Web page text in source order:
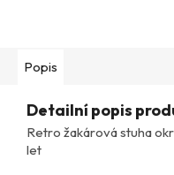
Popis
Detailní popis
Retro žakárová stuha
let